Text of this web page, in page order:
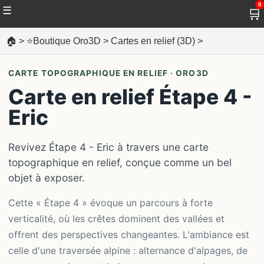
☰ 🛒
0
🏠 > ⭐Boutique Oro3D > Cartes en relief (3D) >
CARTE TOPOGRAPHIQUE EN RELIEF · ORO3D
Carte en relief Étape 4 -
Eric
Revivez Étape 4 - Eric à travers une carte
topographique en relief, conçue comme un bel
objet à exposer.
Cette « Étape 4 » évoque un parcours à forte
verticalité, où les crêtes dominent des vallées et
offrent des perspectives changeantes. L'ambiance est
celle d'une traversée alpine : alternance d'alpages, de